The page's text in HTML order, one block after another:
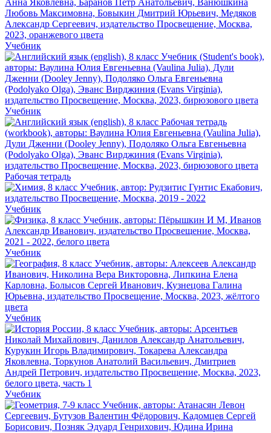
Учебник
Учебник
Рабочая тетрадь
Учебник
Учебник
Учебник
Учебник